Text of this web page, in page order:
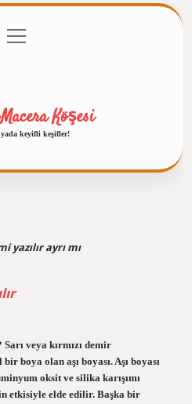
Politikası
menüyü
aç
Köşesi
keyifli keşifler!
yazılır ayrı mı
Sarı veya kırmızı demir
boya olan aşı boyası. Aşı boyası
oksit ve silika karışımı
etkisiyle elde edilir. Başka bir